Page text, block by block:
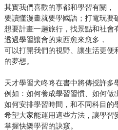
其實我們喜歡的事都和學習有關，
要讀懂漫畫就要學國語；打電玩要
想要計畫一趟旅行，找景點和社會
透過學習讓會的東西愈來愈多，
可以打開我們的視野、讓生活更便
的夢想。
天才學習犬咚咚在書中將傳授許多
例如：如何養成學習習慣、如何做
如何安排學習時間，和不同科目
希望大家能運用這些方法，讓學習
掌握快樂學習的訣竅。